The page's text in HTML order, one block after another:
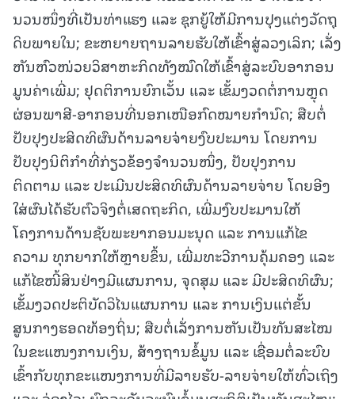
ນວນໜຶ່ງທີ່ເປັນທ່າແຮງ ແລະ ຊຸກຍູ້ໃຫ້ມີການປຸງແຕ່ງວັດຖຸ
ດິບພາຍໃນ; ຂະຫຍາຍຖານລາຍຮັບໃຫ້ເຂົ້າສູ່ລວງເລິກ; ເລັ່ງ
ຫັນຫົວໜ່ວຍວິສາຫະກິດທັງໝົດໃຫ້ເຂົ້າສູ່ລະບົບອາກອນ
ມູນຄ່າເພີ່ມ; ຢຸດຕິການຍົກເວັ້ນ ແລະ ເຂັ້ມງວດຕໍ່ການຫຼຸດ
ຜ່ອນພາສີ-ອາກອນທີ່ນອກເໜືອກົດໝາຍກຳນົດ; ສືບຕໍ່
ປັບປຸງປະສິດທິຜົນດ້ານລາຍຈ່າຍງົບປະມານ ໂດຍການ
ປັບປຸງນິຕິກຳທີ່ກ່ຽວຂ້ອງຈໍານວນໜຶ່ງ, ປັບປຸງການ
ຕິດຕາມ ແລະ ປະເມີນປະສິດທິຜົນດ້ານລາຍຈ່າຍ ໂດຍອີງ
ໃສ່ຜົນໄດ້ຮັບຕົວຈິງຕໍ່ເສດຖະກິດ, ເພີ່ມງົບປະມານໃຫ້
ໂຄງການດ້ານຊັບພະຍາກອນມະນຸດ ແລະ ການແກ້ໄຂ
ຄວາມ ທຸກຍາກໃຫ້ຫຼາຍຂຶ້ນ, ເພີ່ມທະວີການຄຸ້ມຄອງ ແລະ
ແກ້ໄຂໜີ້ສິນຢ່າງມີແຜນການ, ຈຸດສຸມ ແລະ ມີປະສິດທິຜົນ;
ເຂັ້ມງວດປະຕິບັດວິໄນແຜນການ ແລະ ການເງິນແຕ່ຂັ້ນ
ສູນກາງຮອດທ້ອງຖິ່ນ; ສືບຕໍ່ເລັ່ງການຫັນເປັນທັນສະໄໝ
ໃນຂະແໜງການເງິນ, ສ້າງຖານຂໍ້ມູນ ແລະ ເຊື່ອມຕໍ່ລະບົບ
ເຂົ້າກັບທຸກຂະແໜງການທີ່ມີລາຍຮັບ-ລາຍຈ່າຍໃຫ້ທົ່ວເຖິງ